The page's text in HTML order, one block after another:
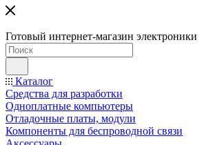
Готовый интернет-магазин электроники
Каталог
Средства для разработки
Одноплатные компьютеры
Отладочные платы, модули
Компоненты для беспроводной связи